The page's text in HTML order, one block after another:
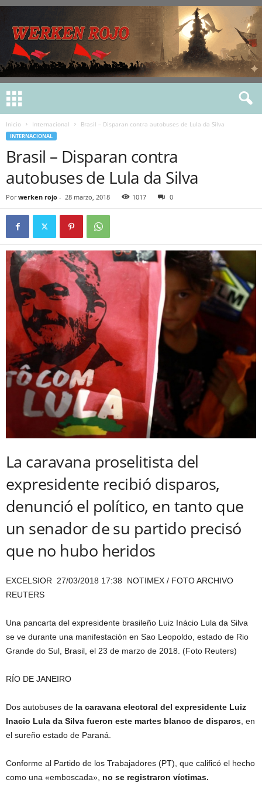
Inicio Internacional Brasil – Disparan contra autobuses de Lula da Silva
INTERNACIONAL
Brasil – Disparan contra
autobuses de Lula da Silva
Por werken rojo - 28 marzo, 2018 1017 0
La caravana proselitista del
expresidente recibió disparos,
denunció el político, en tanto que
un senador de su partido precisó
que no hubo heridos
EXCELSIOR 27/03/2018 17:38 NOTIMEX / FOTO ARCHIVO
REUTERS
Una pancarta del expresidente brasileño Luiz Inácio Lula da Silva
se ve durante una manifestación en Sao Leopoldo, estado de Rio
Grande do Sul, Brasil, el 23 de marzo de 2018. (Foto Reuters)
RÍO DE JANEIRO
Dos autobuses de la caravana electoral del expresidente Luiz
Inacio Lula da Silva fueron este martes blanco de disparos , en
el sureño estado de Paraná.
Conforme al Partido de los Trabajadores (PT), que calificó el hecho
como una «emboscada», no se registraron víctimas.